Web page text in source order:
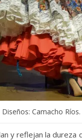
Diseños: Camacho
y reflejan la dureza